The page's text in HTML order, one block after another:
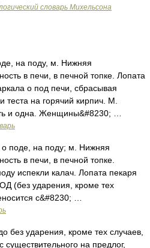
словарь Михельсона
на поду, м. Нижняя
в печи, в печной топке. Лопата
о под печи, сбрасывая
теста на горячий кирпич. М.
и одна. Женщины&#8230; …
поде, на поду; м. Нижняя
в печи, в печной топке.
испекли калач. Лопата пекаря
(без ударения, кроме тех
с&#8230; …
без ударения, кроме тех случаев,
существительного на предлог,